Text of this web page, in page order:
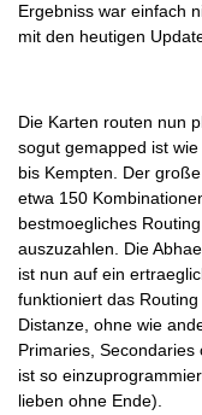
Ergebniss war einfach
mit den heutigen
Die Karten routen nun
sogut gemapped ist
bis Kempten. Der
etwa 150
bestmoegliches
auszuzahlen. Die
ist nun auf ein
funktioniert das
Distanze, ohne wie
Primaries,
ist so
lieben ohne Ende).